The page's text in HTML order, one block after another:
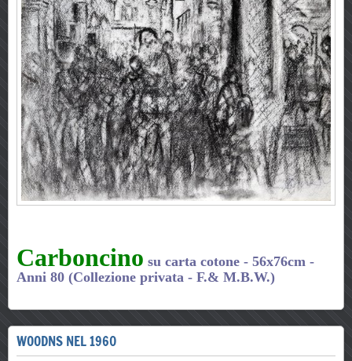
Carboncino su carta cotone - 56x76cm -
Anni 80 (Collezione privata - F.& M.B.W.)
WOODNS NEL 1960